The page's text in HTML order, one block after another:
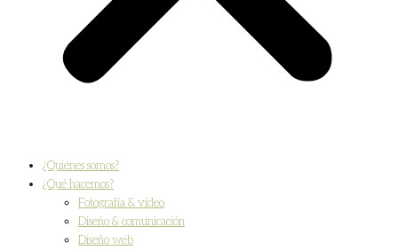
¿Quiénes somos?
¿Qué hacemos?
Fotografía & vídeo
Diseño & comunicación
Diseño web